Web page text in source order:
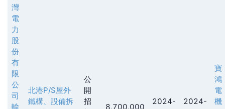
灣
電
力
股
份
有
限
公
司
輸
北港P/S屋外
鐵構、設備拆
公
開
招
8,700,000
2024-
2024-
寶
鴻
電
機